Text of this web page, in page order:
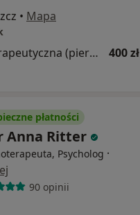
• Mapa
Konsultacja psychoterapeutyczna (pierwsza wizyta) 400 zł
płatności
Anna Ritter
Psycholog ·
90 opinii